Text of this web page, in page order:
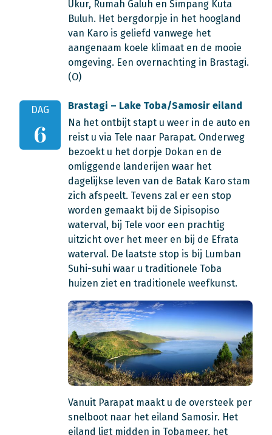
Ukur, Rumah Galuh en Simpang Kuta
Buluh. Het bergdorpje in het hoogland
van Karo is geliefd vanwege het
aangenaam koele klimaat en de mooie
omgeving. Een overnachting in Brastagi.
(O)
DAG
6
Brastagi – Lake Toba/Samosir eiland
Na het ontbijt stapt u weer in de auto en
reist u via Tele naar Parapat. Onderweg
bezoekt u het dorpje Dokan en de
omliggende landerijen waar het
dagelijkse leven van de Batak Karo stam
zich afspeelt. Tevens zal er een stop
worden gemaakt bij de Sipisopiso
waterval, bij Tele voor een prachtig
uitzicht over het meer en bij de Efrata
waterval. De laatste stop is bij Lumban
Suhi-suhi waar u traditionele Toba
huizen ziet en traditionele weefkunst.
Vanuit Parapat maakt u de oversteek per
snelboot naar het eiland Samosir. Het
eiland ligt midden in Tobameer, het